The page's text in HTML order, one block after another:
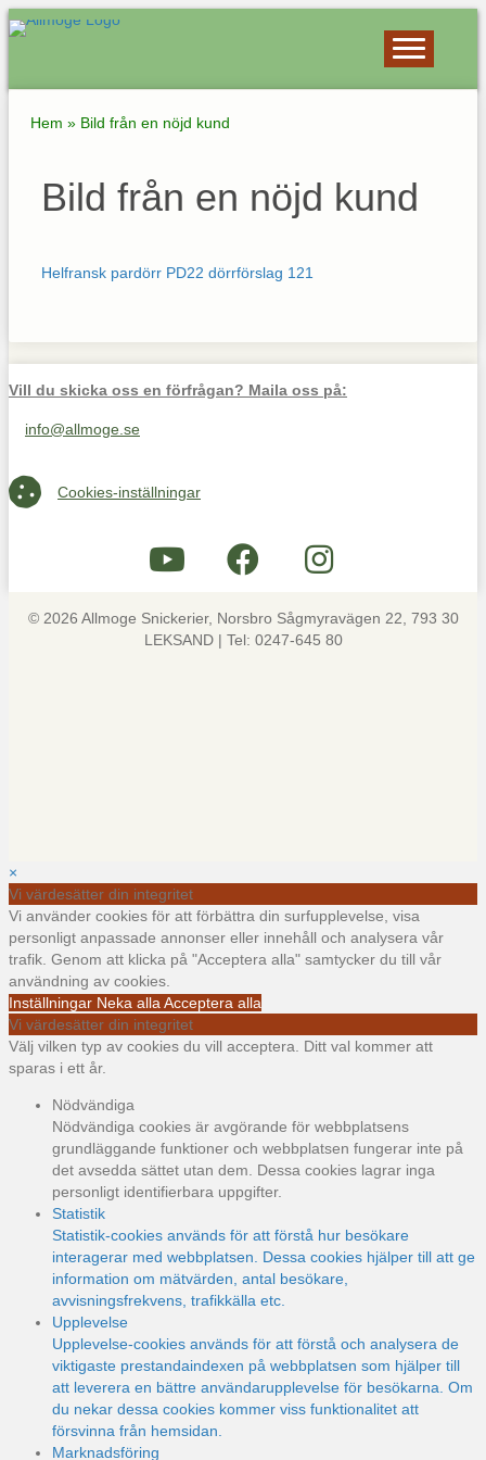
Hem » Bild från en nöjd kund
Bild från en nöjd kund
Helfransk pardörr PD22 dörrförslag 121
Vill du skicka oss en förfrågan? Maila oss på:
Maila oss på info@allmoge.se
info@allmoge.se
Cookies-inställningar
Cookies-inställningar
© 2026 Allmoge Snickerier, Norsbro Sågmyravägen 22, 793 30
LEKSAND | Tel: 0247-645 80
×
Vi värdesätter din integritet
Vi använder cookies för att förbättra din surfupplevelse, visa
personligt anpassade annonser eller innehåll och analysera vår
trafik. Genom att klicka på "Acceptera alla" samtycker du till vår
användning av cookies.
Inställningar Neka alla Acceptera alla
Vi värdesätter din integritet
Välj vilken typ av cookies du vill acceptera. Ditt val kommer att
sparas i ett år.
Nödvändiga
Nödvändiga cookies är avgörande för webbplatsens
grundläggande funktioner och webbplatsen fungerar inte på
det avsedda sättet utan dem. Dessa cookies lagrar inga
personligt identifierbara uppgifter.
Statistik
Statistik-cookies används för att förstå hur besökare
interagerar med webbplatsen. Dessa cookies hjälper till att ge
information om mätvärden, antal besökare,
avvisningsfrekvens, trafikkälla etc.
Upplevelse
Upplevelse-cookies används för att förstå och analysera de
viktigaste prestandaindexen på webbplatsen som hjälper till
att leverera en bättre användarupplevelse för besökarna. Om
du nekar dessa cookies kommer viss funktionalitet att
försvinna från hemsidan.
Marknadsföring